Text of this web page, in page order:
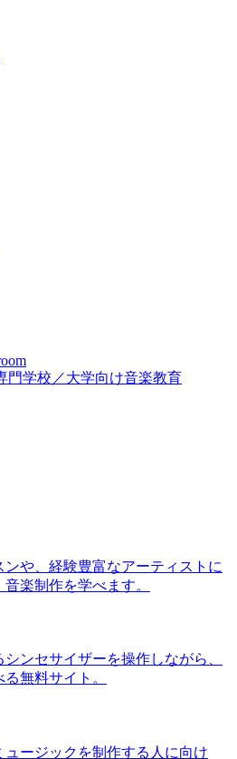
門学校／大学向け音楽教育
や、経験豊富なアーティストに
楽制作を学べます。
ンセサイザーを操作しながら、
無料サイト。
ュージックを制作する人に向け